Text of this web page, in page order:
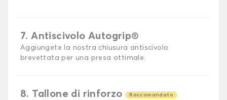
7. Antiscivolo Autogrip®
Aggiungete la nostra chiusura antiscivolo
brevettata per una presa ottimale.
8. Tallone di rinforzo Raccomandato